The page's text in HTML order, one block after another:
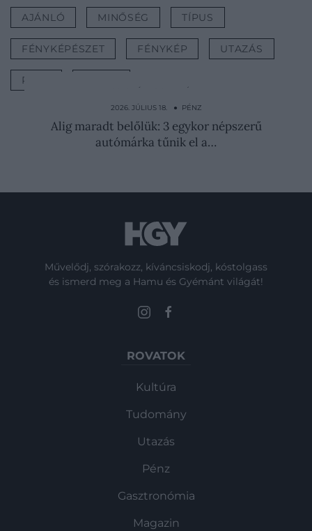
AJÁNLÓ MINŐSÉG TÍPUS
FÉNYKÉPÉSZET FÉNYKÉP UTAZÁS
PÉNZ
2026. JÚLIUS 8. ● PÉNZ
DeltaTrace: így válik érthetővé a Forma-1
2026. JÚLIUS 18. ● PÉNZ
Alig maradt belőlük: 3 egykor népszerű
autómárka tűnik el a…
Művelődj, szórakozz, kíváncsiskodj, kóstolgass
és ismerd meg a Hamu és Gyémánt világát!
ROVATOK
Kultúra
Tudomány
Utazás
Pénz
Gasztronómia
Magazin